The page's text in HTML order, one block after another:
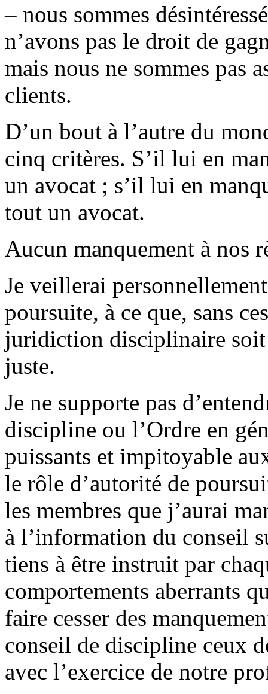
– nous sommes
n’avons pas le droit de
mais nous ne sommes pas
clients.
D’un bout à l’autre du
cinq critères. S’il lui en
un avocat ; s’il lui en
tout un avocat.
Aucun manquement à nos
Je veillerai
poursuite, à ce que, sans
juridiction disciplinaire
juste.
Je ne supporte pas
discipline ou l’Ordre en
puissants et impitoyable
le rôle d’autorité de
les membres que j’aurai
à l’information du conseil
tiens à être instruit par
comportements aberrants
faire cesser des
conseil de discipline ceux
avec l’exercice de notre